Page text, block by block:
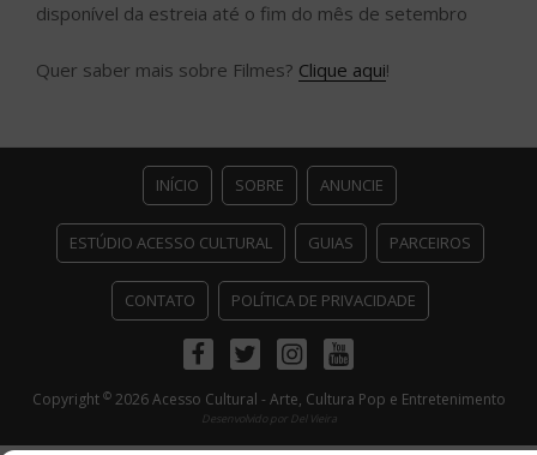
disponível da estreia até o fim do mês de setembro
Quer saber mais sobre Filmes? Clique aqui!
INÍCIO SOBRE ANUNCIE
ESTÚDIO ACESSO CULTURAL GUIAS PARCEIROS
CONTATO POLÍTICA DE PRIVACIDADE
FacebookTwitterInstagramYoutube
Copyright ©2026 Acesso Cultural - Arte, Cultura Pop e Entretenimento
Desenvolvido por Del Vieira